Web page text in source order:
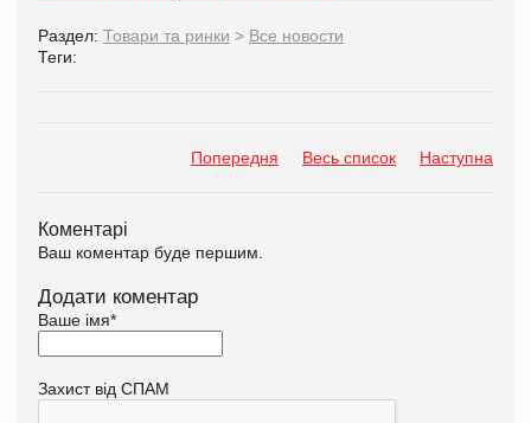
Раздел: Товари та ринки > Все новости
Теги:
Попередня Весь список Наступна
Коментарі
Ваш коментар буде першим.
Додати коментар
Ваше імя*
Захист від СПАМ